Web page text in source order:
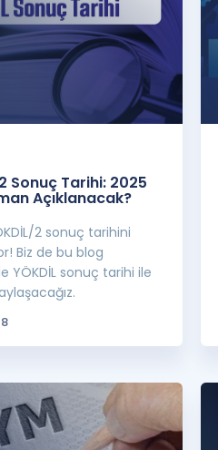
Sonuç Tarihi: 2025
Açıklanacak?
2 sonuç tarihini
Biz de bu blog
YÖKDİL sonuç tarihi ile